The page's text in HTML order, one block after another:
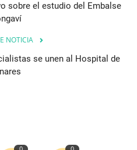
sobre el estudio del Embalse
NOTICIA
se unen al Hospital de